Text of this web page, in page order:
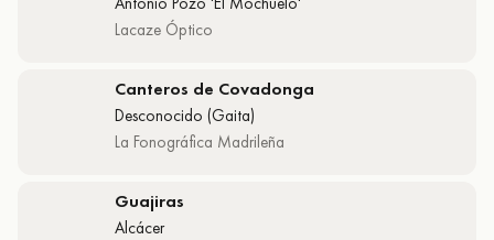
Lacaze Óptico
Canteros de Covadonga
Desconocido (Gaita)
La Fonográfica Madrileña
Guajiras
Alcácer